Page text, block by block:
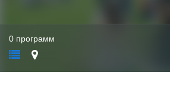
0 программ